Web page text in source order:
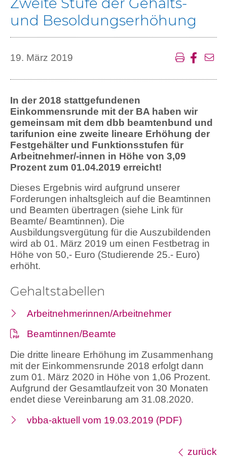
und Besoldungserhöhung
19. März 2019
In der 2018 stattgefundenen
Einkommensrunde mit der BA haben wir
gemeinsam mit dem dbb beamtenbund und
tarifunion eine zweite lineare Erhöhung der
Festgehälter und Funktionsstufen für
Arbeitnehmer/-innen in Höhe von 3,09
Prozent zum 01.04.2019 erreicht!
Dieses Ergebnis wird aufgrund unserer
Forderungen inhaltsgleich auf die Beamtinnen
und Beamten übertragen (siehe Link für
Beamte/ Beamtinnen). Die
Ausbildungsvergütung für die Auszubildenden
wird ab 01. März 2019 um einen Festbetrag in
Höhe von 50,- Euro (Studierende 25.- Euro)
erhöht.
Gehaltstabellen
Arbeitnehmerinnen/Arbeitnehmer
Beamtinnen/Beamte
Die dritte lineare Erhöhung im Zusammenhang
mit der Einkommensrunde 2018 erfolgt dann
zum 01. März 2020 in Höhe von 1,06 Prozent.
Aufgrund der Gesamtlaufzeit von 30 Monaten
endet diese Vereinbarung am 31.08.2020.
vbba-aktuell vom 19.03.2019 (PDF)
zurück